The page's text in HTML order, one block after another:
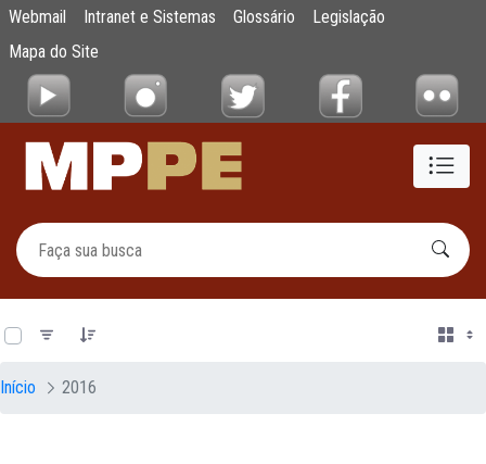
Pular para o Conteúdo principal
Documentos
Webmail Intranet e Sistemas Glossário
Legislação
Mapa do Site
Início 2016